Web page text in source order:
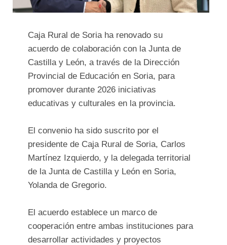
Caja Rural de Soria ha renovado su
acuerdo de colaboración con la Junta de
Castilla y León, a través de la Dirección
Provincial de Educación en Soria, para
promover durante 2026 iniciativas
educativas y culturales en la provincia.
El convenio ha sido suscrito por el
presidente de Caja Rural de Soria, Carlos
Martínez Izquierdo, y la delegada territorial
de la Junta de Castilla y León en Soria,
Yolanda de Gregorio.
El acuerdo establece un marco de
cooperación entre ambas instituciones para
desarrollar actividades y proyectos